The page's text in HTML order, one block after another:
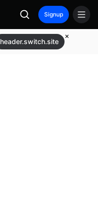
Signup
header.switch.site